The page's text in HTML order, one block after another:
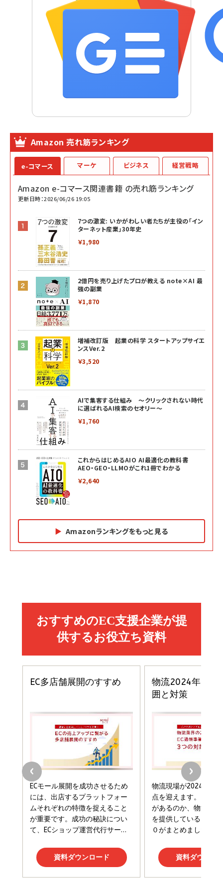
Amazon 売れ筋ランキング
e-コマース
Amazon e-コマース関連書籍 の売れ筋ランキング
更新日時：2026/06/26 19:05
7つの激変: いかがわしい者たちが主役の「イン
ターネット産業」30年史
￥1,980
2億円を売り上げたプロが教える note×AI 最
強の副業
￥1,870
増補改訂版 起業の科学 スタートアップサイエ
ンスVer.2
￥3,520
AIで集客する仕組み ～クリックされない時代
に選ばれるAI検索のセオリー～
￥1,760
これからはじめるAIO AI最適化の教科書
AEO・GEO・LLMOがこれ1冊でわかる
￥2,640
Amazonランキングをもっと見る
マーケ
副業
￥1,870
小さな会社は戦略が9割
ドリルを売るには穴を売れ
Brand Shift(ブランド・シフト): 「信頼」で選ばれ
る時代の成長戦略
￥2,420
マーケティングの真実 P&G・グリコで学んだ失敗
と成長の法則
￥2,200
Amazonランキングをもっと見る
ビジネス
カラダ2026／宮舘涼太]
￥880
anan(アンアン)2026/06/24号 No.2500増刊
スペシャルエディション[王道エンタメの矜持／
￥1,100
anan(アンアン)2026/07/08号 No.2502[2026
年後半、あなたの恋と運命／山田涼介]
￥880
ママ投資家が育休中に１億貯めた株式投資
￥1,870
組織の成果を最大化する ルールのデザイン
￥1,980
Amazonランキングをもっと見る
経営戦略
イシューからはじめよ［改訂版］――知的生産の「シンプ
ルな本質」
￥2,200
経営メモ 16年の起業家人生で得た知見
影響力の武器［新版］：人を動かす七つの原理
￥3,190
フィードバック経営 「沈黙の組織」から「高め合う
組織」へ
Amazonランキングをもっと見る